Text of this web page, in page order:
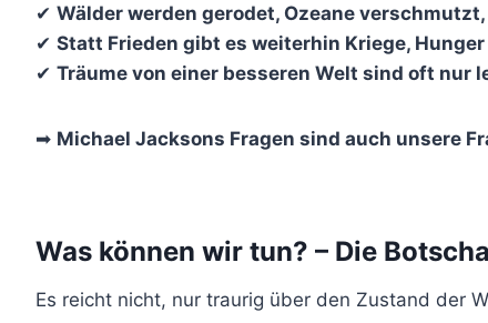
✔ Wälder werden gerodet, Ozeane
✔ Statt Frieden gibt es weiterhin Kriege, Hunger
✔ Träume von einer besseren Welt sind oft nur
➡ Michael Jacksons Fragen sind auch unsere
Was können wir tun? – Die
Es reicht nicht, nur traurig über den Zustand der